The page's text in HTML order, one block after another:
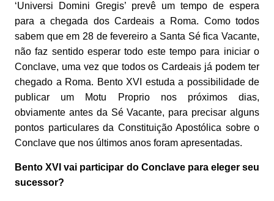
‘Universi Domini Gregis’ prevê um tempo de espera
para a chegada dos Cardeais a Roma. Como todos
sabem que em 28 de fevereiro a Santa Sé fica Vacante,
não faz sentido esperar todo este tempo para iniciar o
Conclave, uma vez que todos os Cardeais já podem ter
chegado a Roma. Bento XVI estuda a possibilidade de
publicar um Motu Proprio nos próximos dias,
obviamente antes da Sé Vacante, para precisar alguns
pontos particulares da Constituição Apostólica sobre o
Conclave que nos últimos anos foram apresentadas.
Bento XVI vai participar do Conclave para eleger seu
sucessor?